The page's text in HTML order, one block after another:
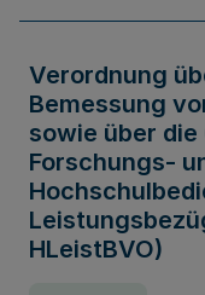
Verordnung
Bemessung
sowie über
Forschungs-
HLeistBVO)